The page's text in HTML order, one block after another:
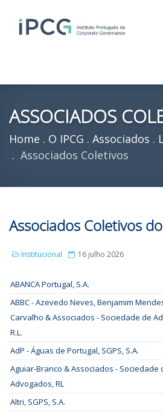
ASSOCIADOS
Home O IPCG Associados
Associados Coletivos
Associados Coletivos
Institucional 16 julho 2026
ABANCA Portugal, S.A.
ABBC - Azevedo Neves, Benjamim
Carvalho & Associados - Sociedade de
R.L.
AdP - Águas de Portugal, SGPS, S.A.
Aguiar-Branco & Associados - Sociedade
Advogados, RL
Altri, SGPS, S.A.